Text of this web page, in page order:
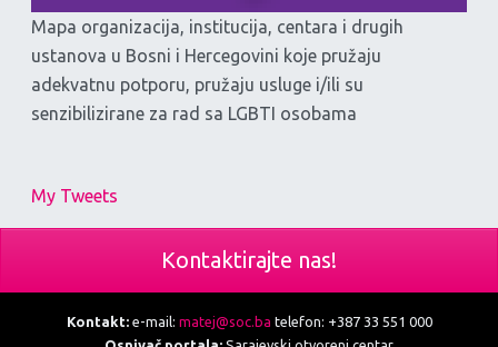
Mapa organizacija, institucija, centara i drugih
ustanova u Bosni i Hercegovini koje pružaju
adekvatnu potporu, pružaju usluge i/ili su
senzibilizirane za rad sa LGBTI osobama
My Tweets
Kontaktirajte nas!
Kontakt:e-mail: matej@soc.ba telefon: +387 33 551 000